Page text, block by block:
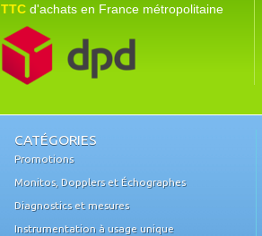
TTC d'achats en France métropolitaine
CATÉGORIES
Promotions
Monitos, Dopplers et Échographes
Diagnostics et mesures
Instrumentation à usage unique